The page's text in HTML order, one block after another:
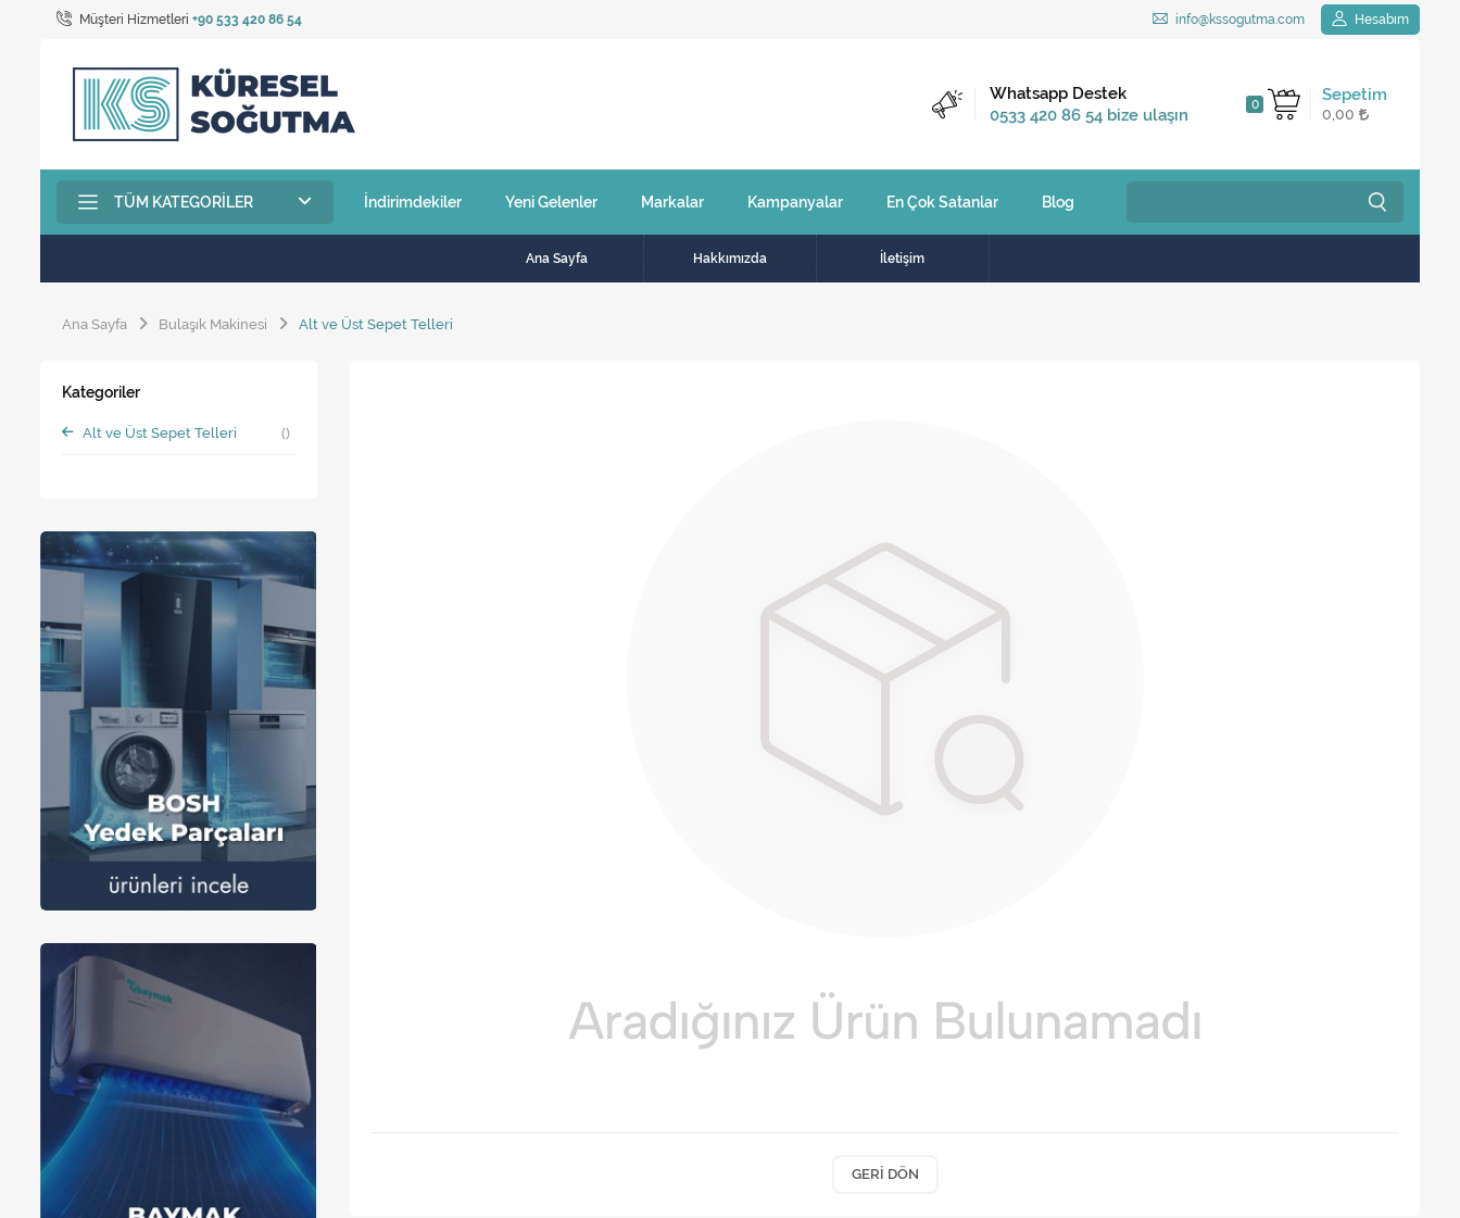
Müşteri Hizmetleri +90 533 420 86 54 info@kssogutma.com Hesabım
Sepetim
0
0,00
Kargo Bedava
2.500 TL ve üzeri
Whatsapp Destek
0533 420 86 54 bize ulaşın
TÜM KATEGORILER İndirimdekiler Yeni Gelenler Markalar Kampanyalar En Çok Satanlar Blog
Ana Sayfa Hakkımızda İletişim
Ana Sayfa Bulaşık Makinesi Alt ve Üst Sepet Telleri
GERI DÖN
Kategoriler
Alt ve Üst Sepet Telleri ()